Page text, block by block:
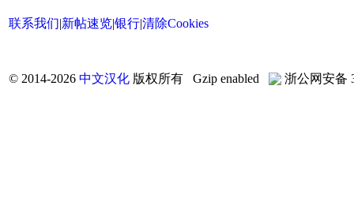
联系我们|新帖速览|银行|清除Cookies
© 2014-2026 中文汉化 版权所有 Gzip enabled 浙公网安备